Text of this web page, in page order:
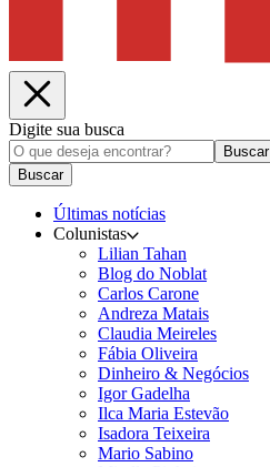
Digite sua busca
Buscar
Buscar
Últimas notícias
Colunistas
Lilian Tahan
Blog do Noblat
Carlos Carone
Andreza Matais
Claudia Meireles
Fábia Oliveira
Dinheiro & Negócios
Igor Gadelha
Ilca Maria Estevão
Isadora Teixeira
Mario Sabino